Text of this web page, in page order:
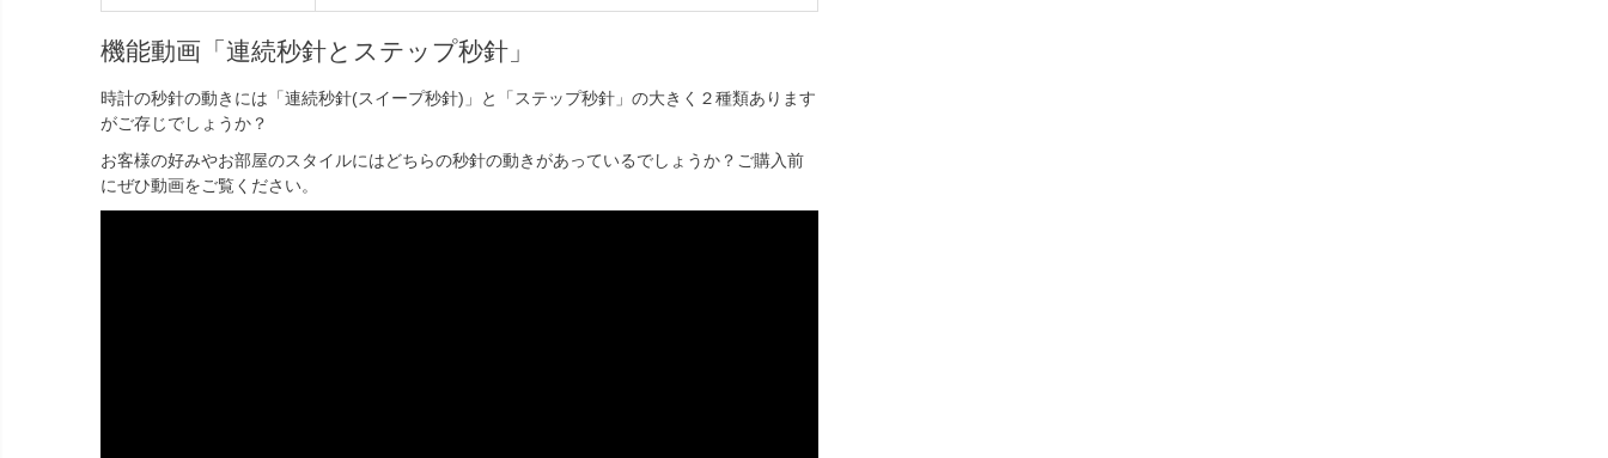
機能動画「連続秒針とステップ秒針」
時計の秒針の動きには「連続秒針(スイープ秒針)」と「ステップ秒針」の大きく２種類あります
がご存じでしょうか？
お客様の好みやお部屋のスタイルにはどちらの秒針の動きがあっているでしょうか？ご購入前
にぜひ動画をご覧ください。